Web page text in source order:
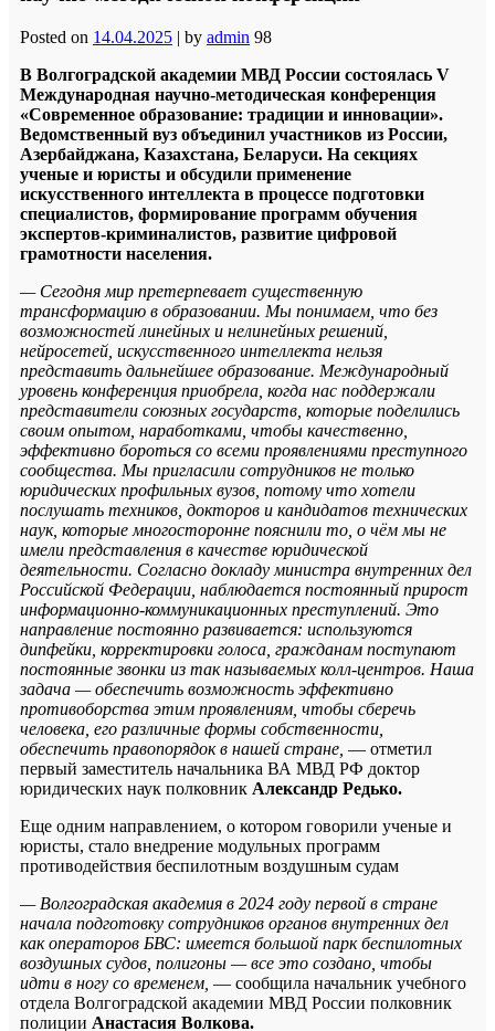
Posted on 14.04.2025 | by admin 98
В Волгоградской академии МВД России состоялась V
Международная научно-методическая конференция
«Современное образование: традиции и инновации».
Ведомственный вуз объединил участников из России,
Азербайджана, Казахстана, Беларуси. На секциях
ученые и юристы и обсудили применение
искусственного интеллекта в процессе подготовки
специалистов, формирование программ обучения
экспертов-криминалистов, развитие цифровой
грамотности населения.
— Сегодня мир претерпевает существенную
трансформацию в образовании. Мы понимаем, что без
возможностей линейных и нелинейных решений,
нейросетей, искусственного интеллекта нельзя
представить дальнейшее образование. Международный
уровень конференция приобрела, когда нас поддержали
представители союзных государств, которые поделились
своим опытом, наработками, чтобы качественно,
эффективно бороться со всеми проявлениями преступного
сообщества. Мы пригласили сотрудников не только
юридических профильных вузов, потому что хотели
послушать техников, докторов и кандидатов технических
наук, которые многосторонне пояснили то, о чём мы не
имели представления в качестве юридической
деятельности. Согласно докладу министра внутренних дел
Российской Федерации, наблюдается постоянный прирост
информационно-коммуникационных преступлений. Это
направление постоянно развивается: используются
дипфейки, корректировки голоса, гражданам поступают
постоянные звонки из так называемых колл-центров. Наша
задача — обеспечить возможность эффективно
противоборства этим проявлениям, чтобы сберечь
человека, его различные формы собственности,
обеспечить правопорядок в нашей стране, — отметил
первый заместитель начальника ВА МВД РФ доктор
юридических наук полковник Александр Редько.
Еще одним направлением, о котором говорили ученые и
юристы, стало внедрение модульных программ
противодействия беспилотным воздушным судам
— Волгоградская академия в 2024 году первой в стране
начала подготовку сотрудников органов внутренних дел
как операторов БВС: имеется большой парк беспилотных
воздушных судов, полигоны — все это создано, чтобы
идти в ногу со временем, — сообщила начальник учебного
отдела Волгоградской академии МВД России полковник
полиции Анастасия Волкова.